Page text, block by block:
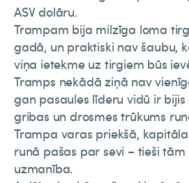
ASV dolāru.
Trampam bija milzīga loma
gadā, un praktiski nav šaubu,
viņa ietekme uz tirgiem būs
Tramps nekādā ziņā nav
gan pasaules līderu vidū ir
gribas un drosmes trūkums
Trampa varas priekšā,
runā pašas par sevi – tieši
uzmanība.